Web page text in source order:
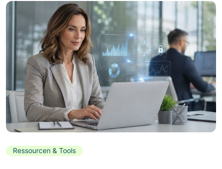
Ressourcen & Tools